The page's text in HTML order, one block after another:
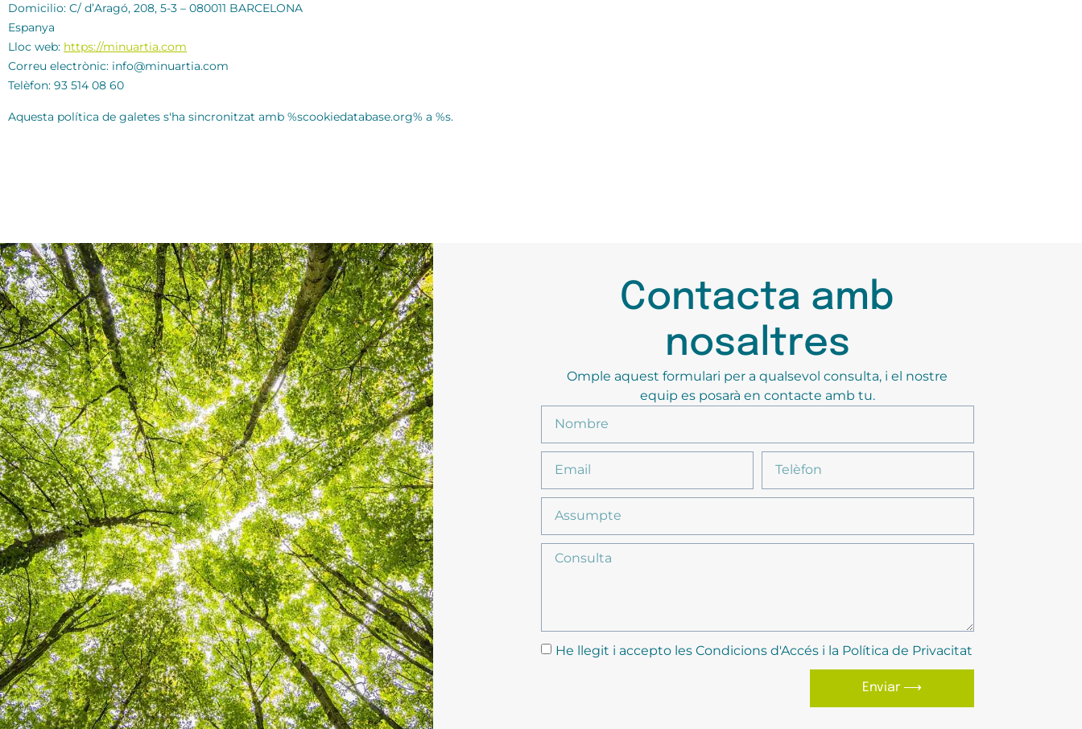
Domicilio: C/ d’Aragó, 208, 5-3 – 080011 BARCELONA
Espanya
Lloc web: https://minuartia.com
Correu electrònic: info@minuartia.com
Telèfon: 93 514 08 60
Aquesta política de galetes s'ha sincronitzat amb %scookiedatabase.org% a %s.
Contacta amb
nosaltres
Omple aquest formulari per a qualsevol consulta, i el nostre
equip es posarà en contacte amb tu.
He llegit i accepto les Condicions d'Accés i la Política de Privacitat
Enviar ⟶